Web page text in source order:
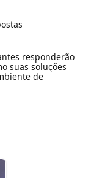
responderão
suas soluções
de